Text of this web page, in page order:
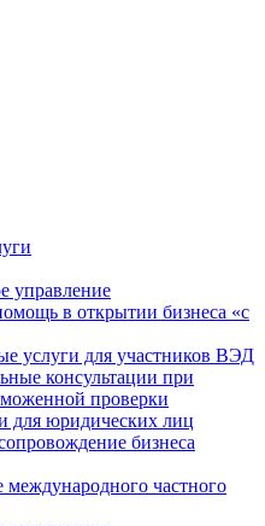
управление
в открытии бизнеса «с
услуги для участников ВЭД
консультации при
проверки
для юридических лиц
бизнеса
международного частного